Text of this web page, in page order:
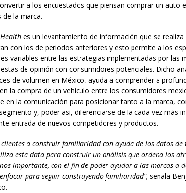
a los encuestados que piensan comprar un auto
de la marca.
es un levantamiento de información que se
con los de periodos anteriores y esto permite a los
variables entre las estrategias implementadas por las
de opinión con consumidores potenciales. Dicho
de volumen en México, ayuda a comprender a
la compra de un vehículo entre los consumidores
en la comunicación para posicionar tanto a la marca,
y, poder así, diferenciarse de la cada vez más
entrada de nuevos competidores y productos.
clientes a construir familiaridad con ayuda de los datos
esta data para construir un análisis que ordena los
importante, con el fin de poder ayudar a las marcas a
para seguir construyendo familiaridad”, señala